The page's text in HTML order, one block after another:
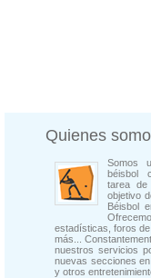
Quienes
Somos
béisbol
tarea
objetivo
Béisbol
estadísticas, foros
más...
nuestros servicios
nuevas secciones
y otros